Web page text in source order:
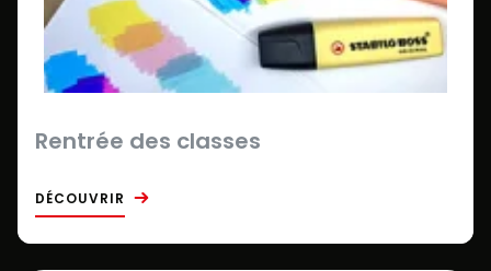
Rentrée des classes
DÉCOUVRIR